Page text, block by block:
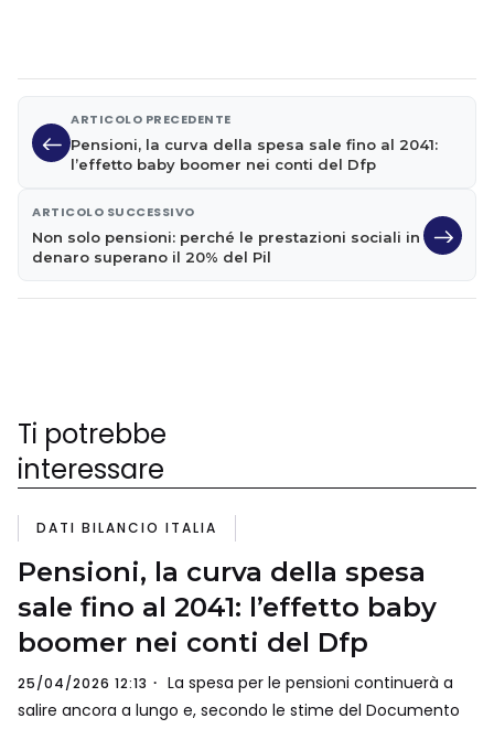
ARTICOLO PRECEDENTE
Pensioni, la curva della spesa sale fino al 2041:
l’effetto baby boomer nei conti del Dfp
ARTICOLO SUCCESSIVO
Non solo pensioni: perché le prestazioni sociali in
denaro superano il 20% del Pil
Ti potrebbe
interessare
DATI BILANCIO ITALIA
Pensioni, la curva della spesa
sale fino al 2041: l’effetto baby
boomer nei conti del Dfp
25/04/2026 12:13
La spesa per le pensioni continuerà a
salire ancora a lungo e, secondo le stime del Documento